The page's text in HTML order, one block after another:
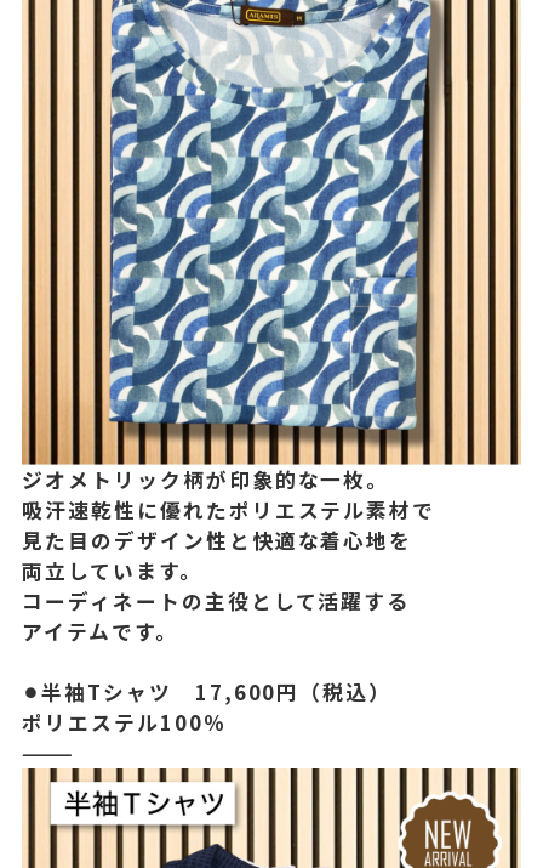
ジオメトリック柄が印象的な一枚。
吸汗速乾性に優れたポリエステル素材で
見た目のデザイン性と快適な着心地を
両立しています。
コーディネートの主役として活躍する
アイテムです。
⚫︎半袖Tシャツ 17,600円（税込）
ポリエステル100％
⸻